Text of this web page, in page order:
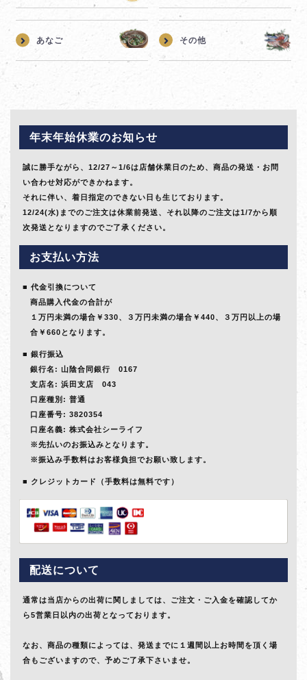
あなご その他
年末年始休業のお知らせ
誠に勝手ながら、12/27～1/6は店舗休業日のため、商品の発送・お問
い合わせ対応ができかねます。
それに伴い、着日指定のできない日も生じております。
12/24(水)までのご注文は休業前発送、それ以降のご注文は1/7から順
次発送となりますのでご了承ください。
お支払い方法
代金引換について
商品購入代金の合計が
１万円未満の場合￥330、３万円未満の場合￥440、３万円以上の場
合￥660となります。
銀行振込
銀行名: 山陰合同銀行 0167
支店名: 浜田支店 043
口座種別: 普通
口座番号: 3820354
口座名義: 株式会社シーライフ
※先払いのお振込みとなります。
※振込み手数料はお客様負担でお願い致します。
クレジットカード（手数料は無料です）
配送について
通常は当店からの出荷に関しましては、ご注文・ご入金を確認してか
ら5営業日以内の出荷となっております。
なお、商品の種類によっては、発送までに１週間以上お時間を頂く場
合もございますので、予めご了承下さいませ。